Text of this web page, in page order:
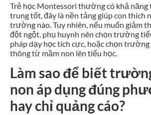
Trẻ học Montessori thường có khả năng
trung tốt, đây là nền tảng giúp con thích
trường nào. Tuy nhiên, nếu muốn giảm
đột ngột, phụ huynh nên chọn trường
pháp dạy học tích cực, hoặc chọn
thông từ mầm non lên tiểu học.
Làm sao để biết
non áp dụng đúng
hay chỉ quảng cáo?